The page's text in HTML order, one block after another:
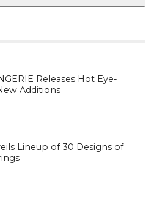
Releases Hot Eye-
Additions
Lineup of 30 Designs of